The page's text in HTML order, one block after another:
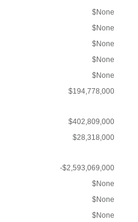
$None
$None
$None
$None
$None
$194,778,000
$402,809,000
$28,318,000
-$2,593,069,000
$None
$None
$None